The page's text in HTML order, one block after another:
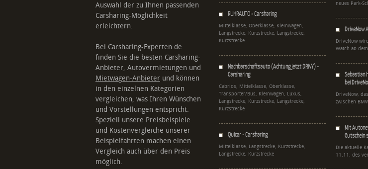
Auswahl der zu Ihnen passenden
Carsharing-Möglichkeit
erleichtern.
Bei Carsharing-Experten.de
finden Sie die besten Carsharing-
Anbieter, Autovermietungen und
Mietwagen-Anbieter und können
in den einzelnen Kategorien
vergleichen, was Ihren Wünschen
und Vorstellungen entspricht.
Speziell unsere Preisbeispiele
und Kostenvergleiche unserer
Beispielfahrten machen einen
Vergleich auch über den Preis
möglich.
RUHRAUTO - Carsharing
Mittelklasse, Oberklasse, Kleinwagen,
Langstrecke, Kurzstrecke, Langstrecke,
Kurzstrecke
Nachbarschaftsauto (Achtung jetzt DRIVY) -
Carsharing
Cabrios, Mittelklasse, Oberklasse,
Transporter/Bus, Kleinwagen, Luxus,
Langstrecke, Kurzstrecke, Langstrecke,
Kurzstrecke
Quicar - Carsharing
Mittelklasse, Langstrecke, Kurzstrecke,
Langstrecke, Kurzstrecke
neues Park-
DriveNow
DriveNow
Watch ab
Sebastian
bei
DriveNow,
zwischen
Mit
Gutschein
Die aktuelle
11.11. des